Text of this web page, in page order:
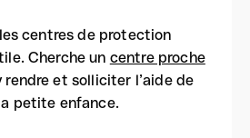
centres de protection
Cherche un centre proche
rendre et solliciter l’aide de
petite enfance.